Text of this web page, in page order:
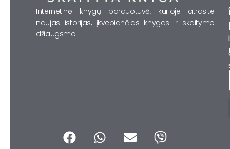
Internetinė knygų parduotuvė, kurioje atrasite
naujas istorijas, įkvepiančias knygas ir skaitymo
džiaugsmo
F W E V